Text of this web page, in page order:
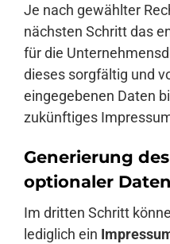
Je nach gewählter
nächsten Schritt das
für die
dieses sorgfältig und
eingegebenen Daten
zukünftiges
Generierung
optionaler
Im dritten Schritt
lediglich ein